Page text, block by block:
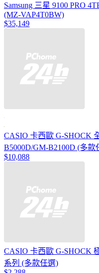
Samsung 三星 9100 PRO
(MZ-VAP4T0BW)
$35,149
CASIO 卡西歐 G-SHOCK
B5000D/GM-B2100D (多款
$10,088
CASIO 卡西歐 G-SHOCK
系列 (多款任選)